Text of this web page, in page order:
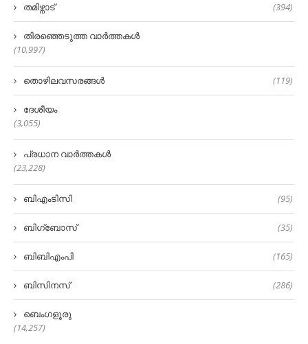
തമിഴ്നാട് (394)
തിരഞ്ഞെടുത്ത വാർത്തകൾ
(10,997)
തൊഴിലവസരങ്ങൾ (119)
ദേശീയം
(3,055)
പ്രധാന വാർത്തകൾ
(23,228)
ബിഎംടിസി (95)
ബിഗ്‌ബോസ് (35)
ബിബിഎംപി (165)
ബിസിനസ് (286)
ബെംഗളൂരു
(14,257)